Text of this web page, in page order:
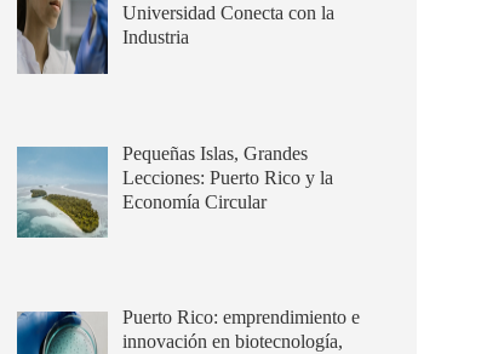
Universidad Conecta con la
Industria
Pequeñas Islas, Grandes
Lecciones: Puerto Rico y la
Economía Circular
Puerto Rico: emprendimiento e
innovación en biotecnología,